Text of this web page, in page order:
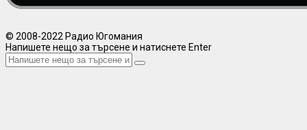
© 2008-2022 Радио Югомания
Напишете нещо за търсене и натиснете Enter